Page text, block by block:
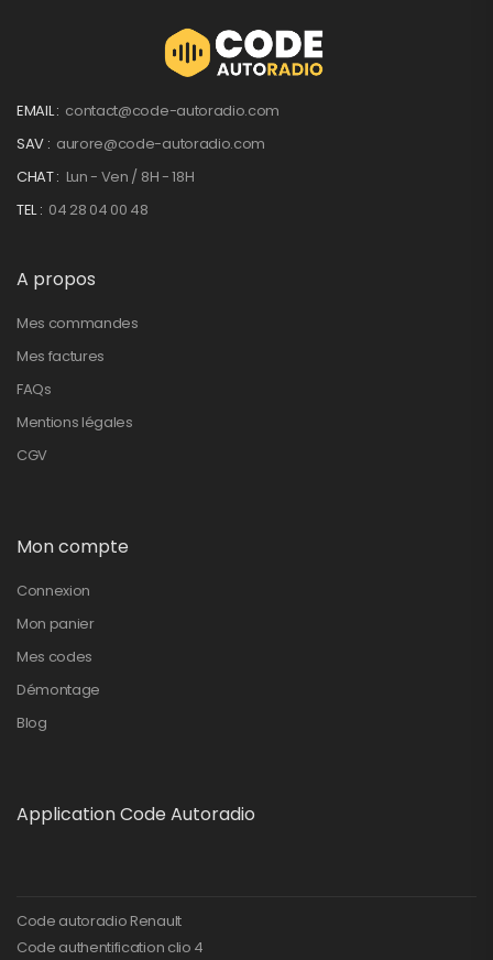
EMAIL : contact@code-autoradio.com
SAV : aurore@code-autoradio.com
CHAT : Lun - Ven / 8H - 18H
TEL : 04 28 04 00 48
A propos
Mes commandes
Mes factures
FAQs
Mentions légales
CGV
Mon compte
Connexion
Mon panier
Mes codes
Démontage
Blog
Application Code Autoradio
Code autoradio Renault
Code authentification clio 4